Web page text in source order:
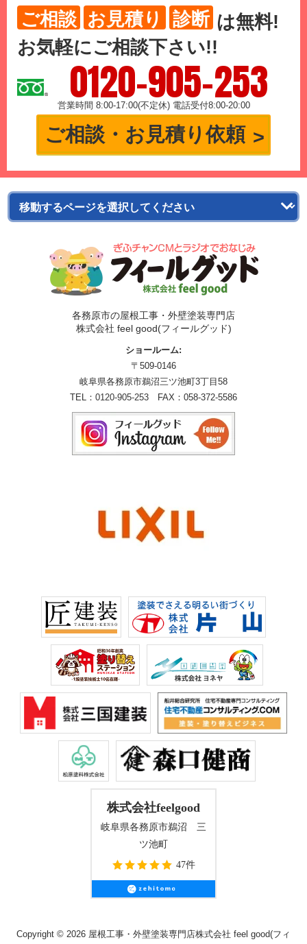
ご相談 お見積り 診断 は無料!
お気軽にご相談下さい!!
0120-905-253
営業時間 8:00-17:00(不定休) 電話受付8:00-20:00
ご相談・お見積り依頼
各務原市の屋根工事・外壁塗装専門店
株式会社 feel good(フィールグッド)
ショールーム:
〒509-0146
岐阜県各務原市鵜沼三ツ池町3丁目58
TEL： 0120-905-253 FAX：058-372-5586
株式会社feelgood
岐阜県各務原市鵜沼 三
ツ池町
47件
Copyright © 2026 屋根工事・外壁塗装専門店株式会社 feel good(フィ